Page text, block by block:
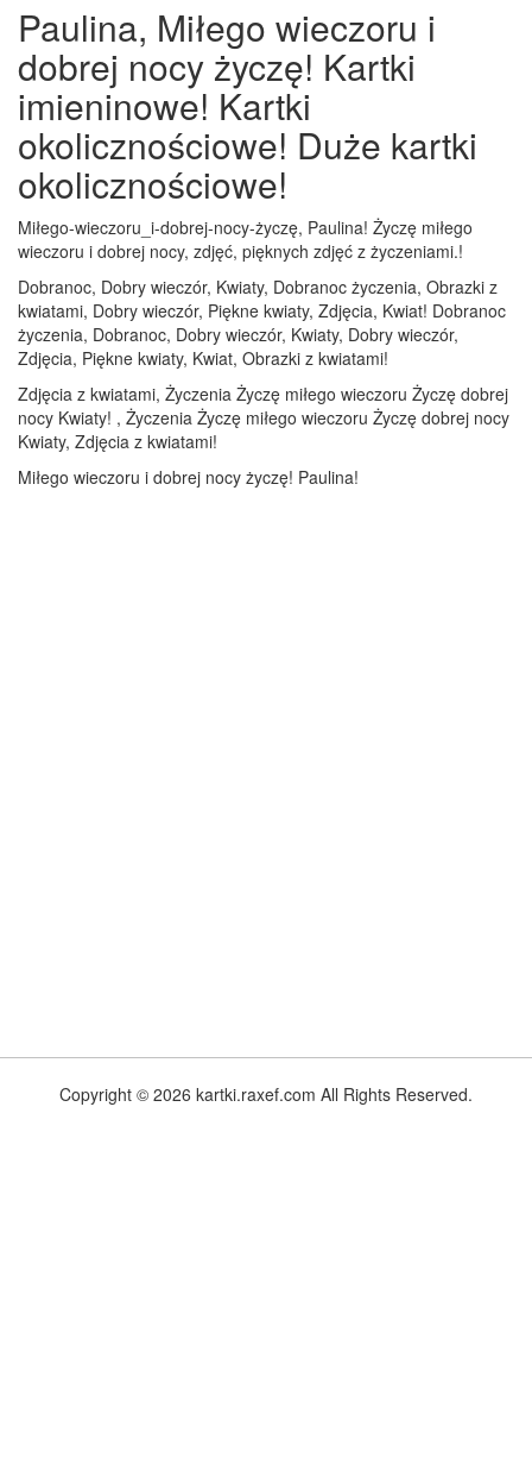
Paulina, Miłego wieczoru i
dobrej nocy życzę! Kartki
imieninowe! Kartki
okolicznościowe! Duże kartki
okolicznościowe!
Miłego-wieczoru_i-dobrej-nocy-życzę, Paulina! Życzę miłego
wieczoru i dobrej nocy, zdjęć, pięknych zdjęć z życzeniami.!
Dobranoc, Dobry wieczór, Kwiaty, Dobranoc życzenia, Obrazki z
kwiatami, Dobry wieczór, Piękne kwiaty, Zdjęcia, Kwiat! Dobranoc
życzenia, Dobranoc, Dobry wieczór, Kwiaty, Dobry wieczór,
Zdjęcia, Piękne kwiaty, Kwiat, Obrazki z kwiatami!
Zdjęcia z kwiatami, Życzenia Życzę miłego wieczoru Życzę dobrej
nocy Kwiaty! , Życzenia Życzę miłego wieczoru Życzę dobrej nocy
Kwiaty, Zdjęcia z kwiatami!
Miłego wieczoru i dobrej nocy życzę! Paulina!
Copyright © 2026 kartki.raxef.com All Rights Reserved.